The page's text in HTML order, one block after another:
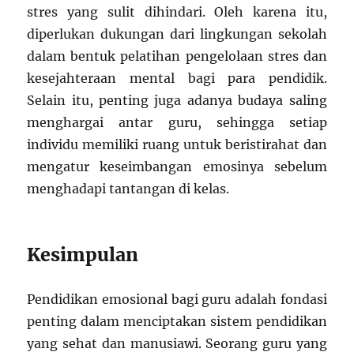
stres yang sulit dihindari. Oleh karena itu,
diperlukan dukungan dari lingkungan sekolah
dalam bentuk pelatihan pengelolaan stres dan
kesejahteraan mental bagi para pendidik.
Selain itu, penting juga adanya budaya saling
menghargai antar guru, sehingga setiap
individu memiliki ruang untuk beristirahat dan
mengatur keseimbangan emosinya sebelum
menghadapi tantangan di kelas.
Kesimpulan
Pendidikan emosional bagi guru adalah fondasi
penting dalam menciptakan sistem pendidikan
yang sehat dan manusiawi. Seorang guru yang